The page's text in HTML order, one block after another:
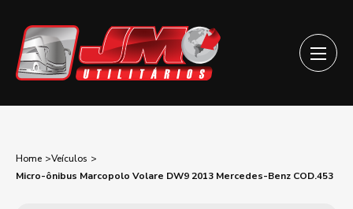
Home
Veículos
Micro-ônibus Marcopolo Volare DW9 2013 Mercedes-Benz COD.453